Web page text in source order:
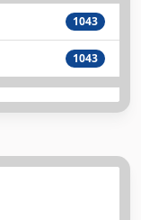
1043
1043